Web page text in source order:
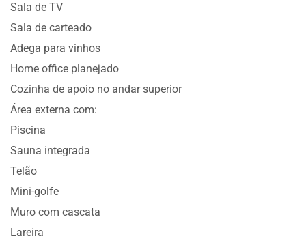
Sala de TV
Sala de carteado
Adega para vinhos
Home office planejado
Cozinha de apoio no andar superior
Área externa com:
Piscina
Sauna integrada
Telão
Mini-golfe
Muro com cascata
Lareira